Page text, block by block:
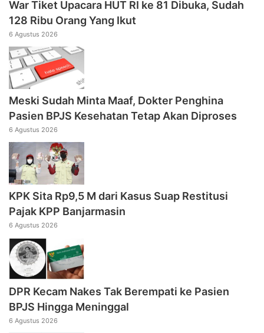
War Tiket Upacara HUT RI ke 81 Dibuka, Sudah
128 Ribu Orang Yang Ikut
6 Agustus 2026
Meski Sudah Minta Maaf, Dokter Penghina
Pasien BPJS Kesehatan Tetap Akan Diproses
6 Agustus 2026
KPK Sita Rp9,5 M dari Kasus Suap Restitusi
Pajak KPP Banjarmasin
6 Agustus 2026
DPR Kecam Nakes Tak Berempati ke Pasien
BPJS Hingga Meninggal
6 Agustus 2026